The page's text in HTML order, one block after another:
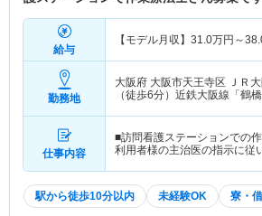
給与
【モデル月収】 31.0万円～
勤務地
大阪府 大阪市天王寺区 ＪＲ
（徒歩6分）近鉄大阪線「鶴
仕事内容
■訪問看護ステーションでの
利用者様の主治医の指示に従
駅から徒歩10分以内 未経験OK 寮・